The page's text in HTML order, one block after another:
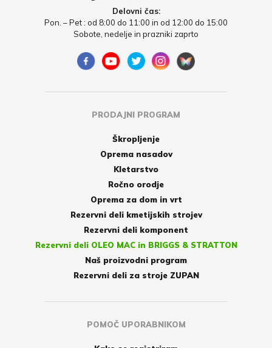
Delovni čas:
Pon. – Pet : od 8:00 do 11:00 in od 12:00 do 15:00
Sobote, nedelje in prazniki zaprto
PRODAJNI PROGRAM
Škropljenje
Oprema nasadov
Kletarstvo
Ročno orodje
Oprema za dom in vrt
Rezervni deli kmetijskih strojev
Rezervni deli komponent
Rezervni deli OLEO MAC in BRIGGS & STRATTON
Naš proizvodni program
Rezervni deli za stroje ZUPAN
POMOČ UPORABNIKOM